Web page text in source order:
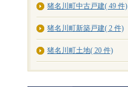
猪名川町中古戸建( 49 件)
猪名川町新築戸建( 2 件)
猪名川町土地( 20 件)